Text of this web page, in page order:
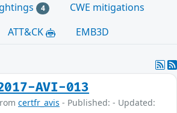
4
CWE mitigations
ATT&CK EMB3D
AVI-013
certfr_avis - Published: - Updated: